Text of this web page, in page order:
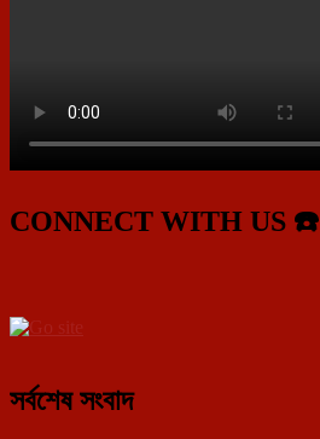
CONNECT WITH US ☎️
সর্বশেষ সংবাদ